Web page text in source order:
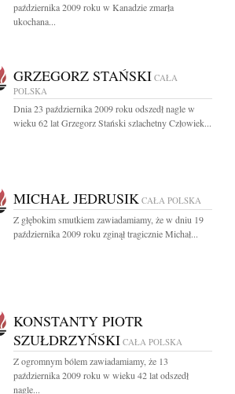
października 2009 roku w Kanadzie zmarła
ukochana...
GRZEGORZ STAŃSKI CAŁA
POLSKA
Dnia 23 października 2009 roku odszedł nagle w
wieku 62 lat Grzegorz Stański szlachetny Człowiek...
MICHAŁ JEDRUSIK CAŁA POLSKA
Z głębokim smutkiem zawiadamiamy, że w dniu 19
października 2009 roku zginął tragicznie Michał...
KONSTANTY PIOTR
SZUŁDRZYŃSKI CAŁA POLSKA
Z ogromnym bólem zawiadamiamy, że 13
października 2009 roku w wieku 42 lat odszedł
nagle...